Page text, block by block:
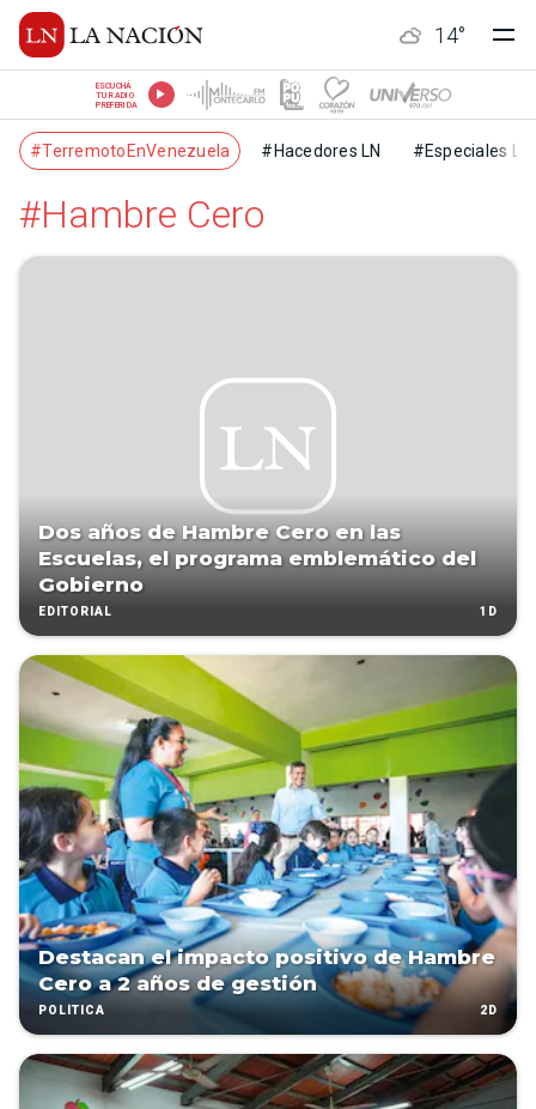
14°
ESCUCHÁ
TU RADIO
PREFERIDA
#TerremotoEnVenezuela #Hacedores LN #Especiales LN
#Hambre Cero
Dos años de Hambre Cero en las
Escuelas, el programa emblemático del
Gobierno
EDITORIAL 1D
Destacan el impacto positivo de Hambre
Cero a 2 años de gestión
POLÍTICA 2D